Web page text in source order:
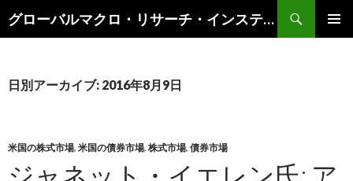
グローバルマクロ・リサーチ・インスティテュート
索
ン
キ
日別アーカイブ: 2016年8月9日
米国の株式市場, 米国の債券市場, 株式市場, 債券市場
ジャネット・イエレン氏: ア